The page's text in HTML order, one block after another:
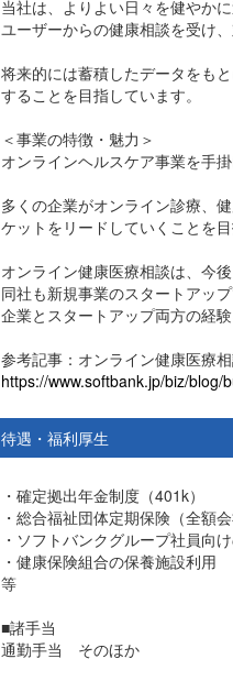
当社は、よりよい日々を健やか
ユーザーからの健康相談を受け
将来的には蓄積したデータをも
することを目指しています。
＜事業の特徴・魅力＞
オンラインヘルスケア事業を手
多くの企業がオンライン診療、
ケットをリードしていくことを目
オンライン健康医療相談は、今
同社も新規事業のスタートアッ
企業とスタートアップ両方の経
参考記事：オンライン健康医療
https://www.softbank.jp/biz/
待遇・福利厚生
・確定拠出年金制度（401k）
・総合福祉団体定期保険（全額会
・ソフトバンクグループ社員向
・健康保険組合の保養施設利用
等
■諸手当
通勤手当 そのほか